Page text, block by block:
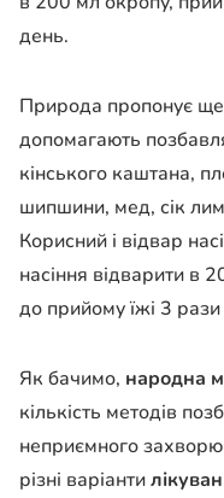
день.
Природа пропонує ще
допомагають
кінського каштана,
шипшини, мед, сік
Корисний і відвар
насіння відварити в
до прийому їжі 3
Як бачимо, народна
кількість методів
неприємного
різні варіанти